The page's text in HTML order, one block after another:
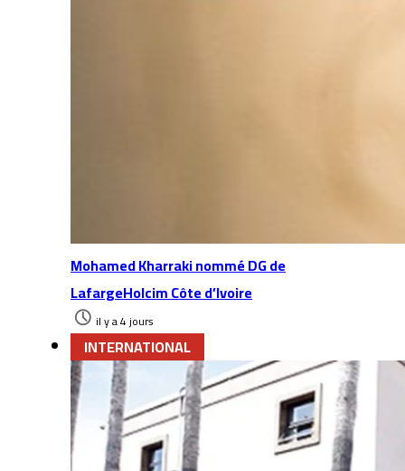
Mohamed Kharraki nommé DG de
LafargeHolcim Côte d’Ivoire
il y a 4 jours
INTERNATIONAL